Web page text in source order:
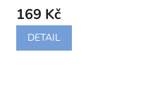
169 Kč
DETAIL